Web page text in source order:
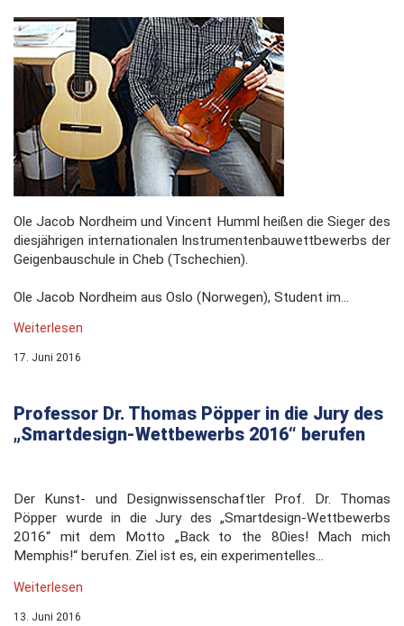
Ole Jacob Nordheim und Vincent Humml heißen die Sieger des
diesjährigen internationalen Instrumentenbauwettbewerbs der
Geigenbauschule in Cheb (Tschechien).
Ole Jacob Nordheim aus Oslo (Norwegen), Student im...
Weiterlesen
17. Juni 2016
Professor Dr. Thomas Pöpper in die Jury des
„Smartdesign-Wettbewerbs 2016“ berufen
Der Kunst- und Designwissenschaftler Prof. Dr. Thomas
Pöpper wurde in die Jury des „Smartdesign-Wettbewerbs
2016“ mit dem Motto „Back to the 80ies! Mach mich
Memphis!“ berufen. Ziel ist es, ein experimentelles...
Weiterlesen
13. Juni 2016